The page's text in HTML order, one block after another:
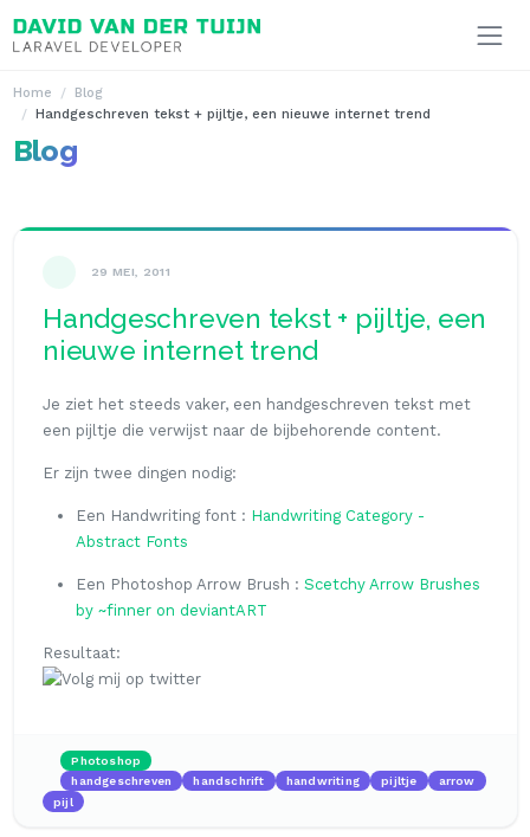
Ga naar inhoud
Home
Blog
Handgeschreven tekst + pijltje, een nieuwe internet trend
Blog
29 MEI, 2011
Handgeschreven tekst + pijltje, een
nieuwe internet trend
Je ziet het steeds vaker, een handgeschreven tekst met
een pijltje die verwijst naar de bijbehorende content.
Er zijn twee dingen nodig:
Een Handwriting font : Handwriting Category -
Abstract Fonts
Een Photoshop Arrow Brush : Scetchy Arrow Brushes
by ~finner on deviantART
Resultaat:
Photoshop
handgeschreven
handschrift handwriting pijltje
arrow
pijl